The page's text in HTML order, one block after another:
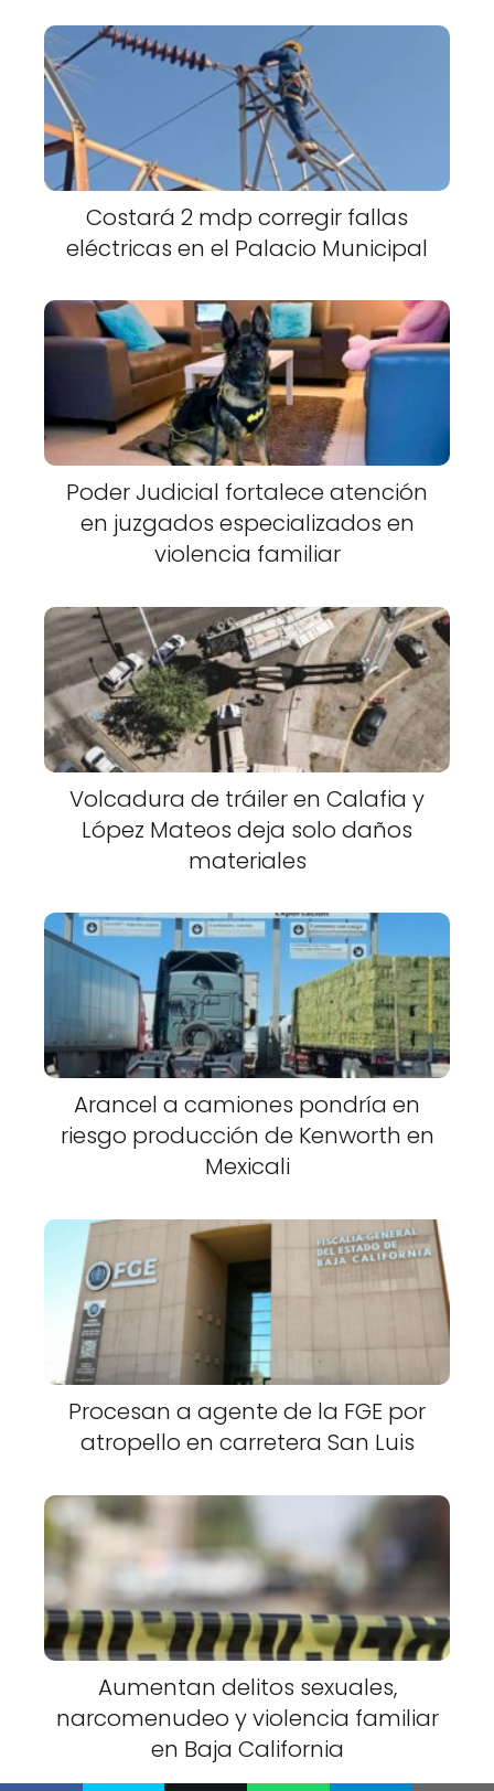
Costará 2 mdp corregir fallas
eléctricas en el Palacio Municipal
Poder Judicial fortalece atención
en juzgados especializados en
violencia familiar
Volcadura de tráiler en Calafia y
López Mateos deja solo daños
materiales
Arancel a camiones pondría en
riesgo producción de Kenworth en
Mexicali
Procesan a agente de la FGE por
atropello en carretera San Luis
Aumentan delitos sexuales,
narcomenudeo y violencia familiar
en Baja California